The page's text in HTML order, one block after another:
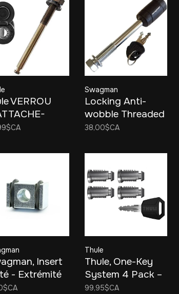
VERROU
Swagman
Locking Anti-
wobble Threaded
Hitch Pin 5/8
38,00$CA
Insert
- Extrémité
Thule
Thule, One-Key
System 4 Pack –
Ensemble de 4
99,95$CA